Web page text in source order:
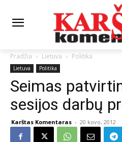
Pradžia Lietuva Politika
Lietuva Politika
Seimas
sesijos darbų
Karštas Komentaras - 20 kovo, 2012